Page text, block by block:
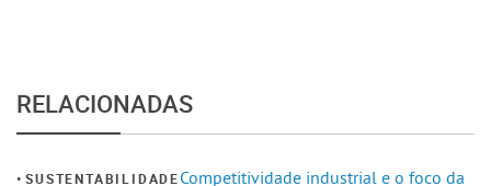
RELACIONADAS
SUSTENTABILIDADECompetitividade industrial e o foco da